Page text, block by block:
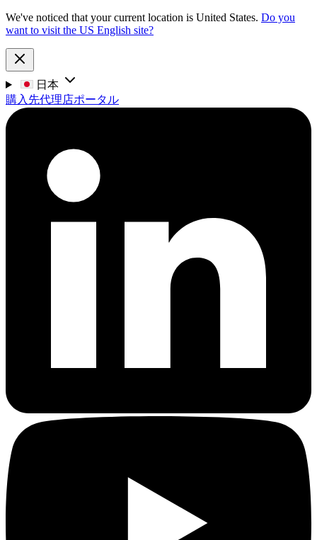
We've noticed that your current location is United States. Do you
want to visit the US English site?
日本
購入先代理店ポータル